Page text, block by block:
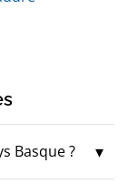
Basque ?